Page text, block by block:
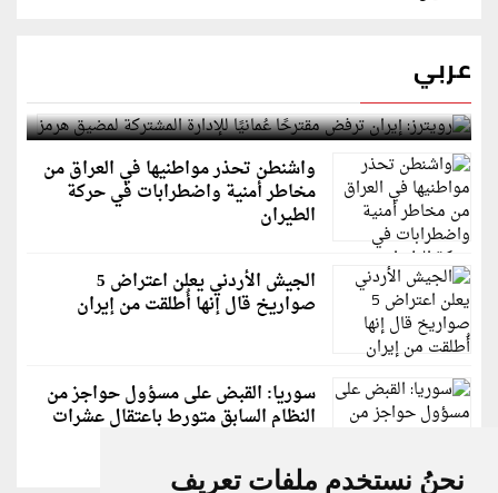
نحنُ نستخدم ملفات تعريف
عربي
رويترز: إيران ترفض مقترحًا عُمانيًا للإدارة المشتركة
لمضيق هرمز
واشنطن تحذر مواطنيها في العراق من
مخاطر أمنية واضطرابات في حركة
الطيران
الجيش الأردني يعلن اعتراض 5
صواريخ قال إنها أُطلقت من إيران
سوريا: القبض على مسؤول حواجز من
النظام السابق متورط باعتقال عشرات